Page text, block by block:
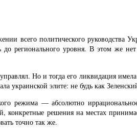
всего политического
до регионального уровня. В этом же
Но и тогда его ликвидация
украинской элите: не будь как
режима — абсолютно
решения на местах
точно так же.